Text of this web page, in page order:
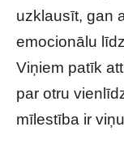
uzklausīt, gan
emocionālu
Viņiem patīk
par otru
mīlestība ir